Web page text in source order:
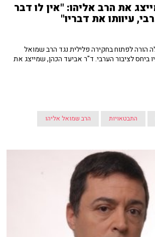
את הרב אליהו: "אין לו דבר
עיוותו את דבריו"
הורה לפתוח בחקירה פלילית נגד הרב שמואל
ביחס לציבור הערבי. ד"ר אביעד הכהן, שמייצג את
התבטאויות הרב שמואל אליהו